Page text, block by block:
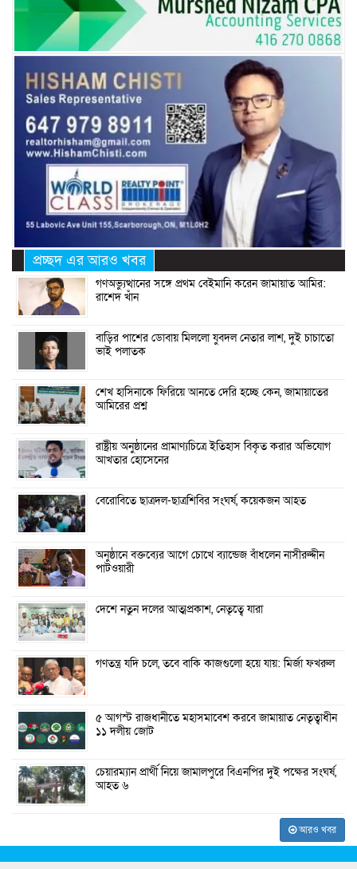
প্রচ্ছদ এর আরও খবর
গণঅভ্যুত্থানের সঙ্গে প্রথম বেইমানি করেন জামায়াত আমির:
রাশেদ খাঁন
বাড়ির পাশের ডোবায় মিললো যুবদল নেতার লাশ, দুই চাচাতো
ভাই পলাতক
শেখ হাসিনাকে ফিরিয়ে আনতে দেরি হচ্ছে কেন, জামায়াতের
আমিরের প্রশ্ন
রাষ্ট্রীয় অনুষ্ঠানের প্রামাণ্যচিত্রে ইতিহাস বিকৃত করার অভিযোগ
আখতার হোসেনের
বেরোবিতে ছাত্রদল-ছাত্রশিবির সংঘর্ষ, কয়েকজন আহত
অনুষ্ঠানে বক্তব্যের আগে চোখে ব্যান্ডেজ বাঁধলেন নাসীরুদ্দীন
পাটওয়ারী
দেশে নতুন দলের আত্মপ্রকাশ, নেতৃত্বে যারা
গণতন্ত্র যদি চলে, তবে বাকি কাজগুলো হয়ে যায়: মির্জা ফখরুল
৫ আগস্ট রাজধানীতে মহাসমাবেশ করবে জামায়াত নেতৃত্বাধীন
১১ দলীয় জোট
চেয়ারম্যান প্রার্থী নিয়ে জামালপুরে বিএনপির দুই পক্ষের সংঘর্ষ,
আহত ৬
আরও খবর